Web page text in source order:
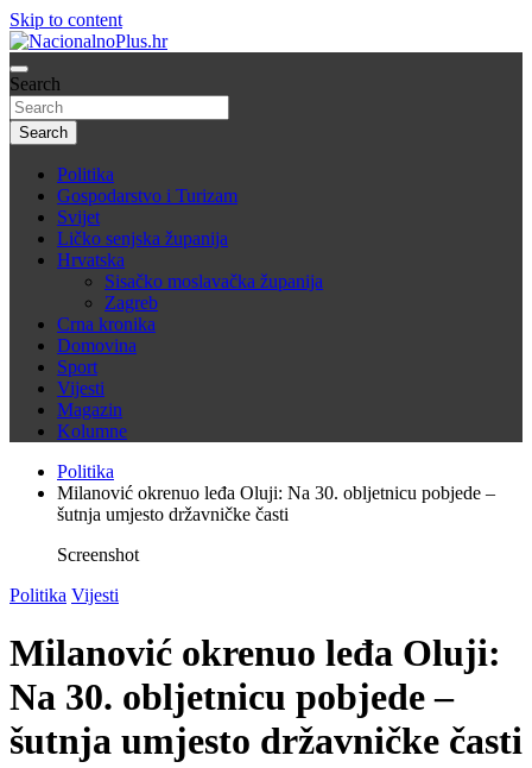
Skip to content
NacionalnoPlus.hr
Nacija želi znati više
Search
Search
Politika
Gospodarstvo i Turizam
Svijet
Ličko senjska županija
Hrvatska
Sisačko moslavačka županija
Zagreb
Crna kronika
Domovina
Sport
Vijesti
Magazin
Kolumne
Politika
Milanović okrenuo leđa Oluji: Na 30. obljetnicu pobjede –
šutnja umjesto državničke časti
Screenshot
Politika Vijesti
Milanović okrenuo leđa Oluji:
Na 30. obljetnicu pobjede –
šutnja umjesto državničke časti